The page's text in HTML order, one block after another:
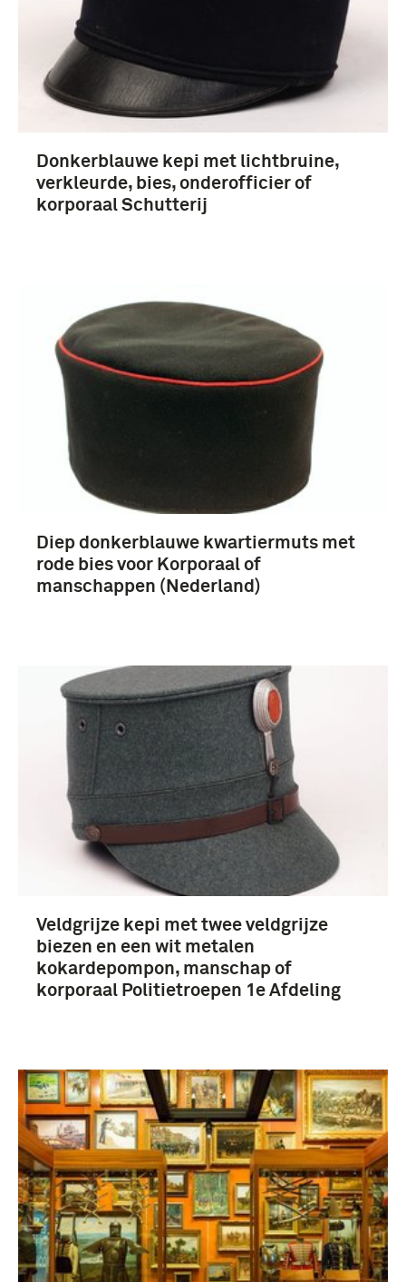
Donkerblauwe kepi met lichtbruine,
verkleurde, bies, onderofficier of
korporaal Schutterij
Diep donkerblauwe kwartiermuts met
rode bies voor Korporaal of
manschappen (Nederland)
Veldgrijze kepi met twee veldgrijze
biezen en een wit metalen
kokardepompon, manschap of
korporaal Politietroepen 1e Afdeling